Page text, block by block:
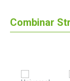
Combinar